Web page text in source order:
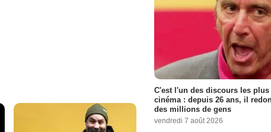
C'est l'un des discours les
cinéma : depuis 26 ans, il
des millions de gens
vendredi 7 août 2026